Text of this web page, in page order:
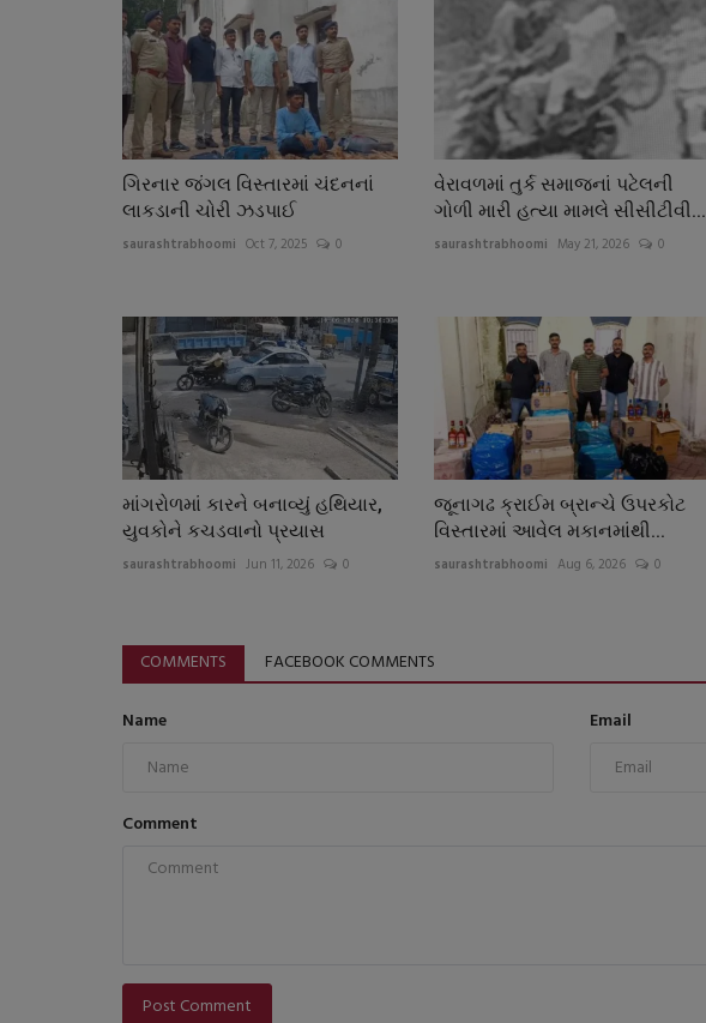
ગિરનાર જંગલ વિસ્તારમાં ચંદનનાં
લાકડાની ચોરી ઝડપાઈ
saurashtrabhoomi Oct 7, 2025 0
વેરાવળમાં તુર્ક સમાજનાં પટેલની
ગોળી મારી હત્યા મામલે સીસીટીવી...
saurashtrabhoomi May 21, 2026 0
માંગરોળમાં કારને બનાવ્યું હથિયાર,
યુવકોને કચડવાનો પ્રયાસ
saurashtrabhoomi Jun 11, 2026 0
જૂનાગઢ ક્રાઈમ બ્રાન્ચે ઉપરકોટ
વિસ્તારમાં આવેલ મકાનમાંથી...
saurashtrabhoomi Aug 6, 2026 0
COMMENTS FACEBOOK COMMENTS
Name Email
Comment
Post Comment